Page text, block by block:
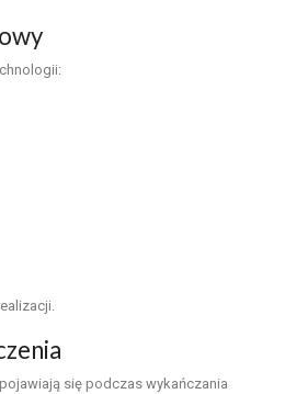
się podczas wykańczania